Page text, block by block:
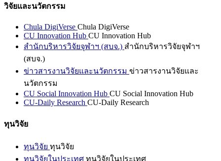
วิจัยและนวัตกรรม
Chula DigiVerse Chula DigiVerse
CU Innovation Hub CU Innovation Hub
สำนักบริหารวิจัยจุฬาฯ (สบจ.) สำนักบริหารวิจัยจุฬาฯ
(สบจ.)
ข่าวสารงานวิจัยและนวัตกรรม ข่าวสารงานวิจัยและ
นวัตกรรม
CU Social Innovation Hub CU Social Innovation Hub
CU-Daily Research CU-Daily Research
ทุนวิจัย
ทุนวิจัย ทุนวิจัย
ทุนวิจัยในประเทศ ทุนวิจัยในประเทศ